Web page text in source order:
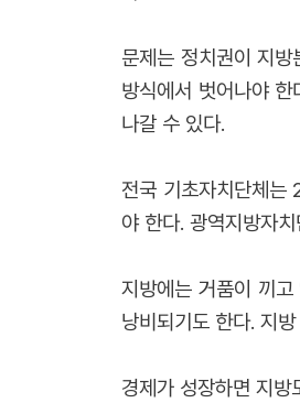
문제는 정치권이 지
방식에서 벗어나야
나갈 수 있다.
전국 기초자치단체는
야 한다. 광역지방자
지방에는 거품이 끼
낭비되기도 한다. 지
경제가 성장하면 지